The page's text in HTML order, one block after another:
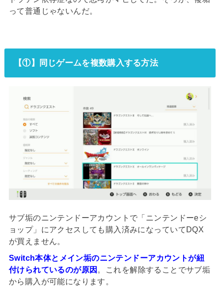
って普通じゃないんだ。
【①】同じゲームを複数購入する方法
サブ垢のニンテンドーアカウントで「ニンテンドーeシ
ョップ」にアクセスしても購入済みになっていてDQX
が買えません。
Switch本体とメイン垢のニンテンドーアカウントが紐
付けられているのが原因 。これを解除することでサブ垢
から購入が可能になります。